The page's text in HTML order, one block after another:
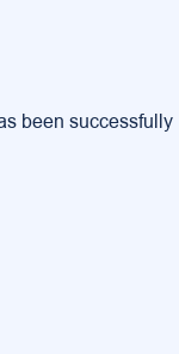
been successfully